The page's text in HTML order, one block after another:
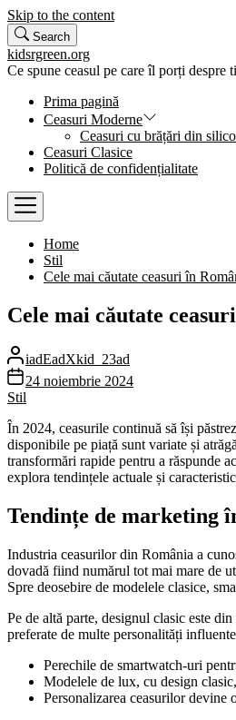
Skip to the content
Search
kidsrgreen.org
Ce spune ceasul pe care îl porți despre
Prima pagină
Ceasuri Moderne
Ceasuri cu brățări din
Ceasuri Clasice
Politică de confidențialitate
Home
Stil
Cele mai căutate ceasuri în
Cele mai căutate
iadEadXkid_23ad
24 noiembrie 2024
Stil
În 2024, ceasurile continuă să își
disponibile pe piață sunt variate și
transformări rapide pentru a răspunde
explora tendințele actuale și
Tendințe de marketing
Industria ceasurilor din România a
dovadă fiind numărul tot mai mare de
Spre deosebire de modelele clasice,
Pe de altă parte, designul clasic este
preferate de multe personalități
Perechile de smartwatch-uri
Modelele de lux, cu design
Personalizarea ceasurilor